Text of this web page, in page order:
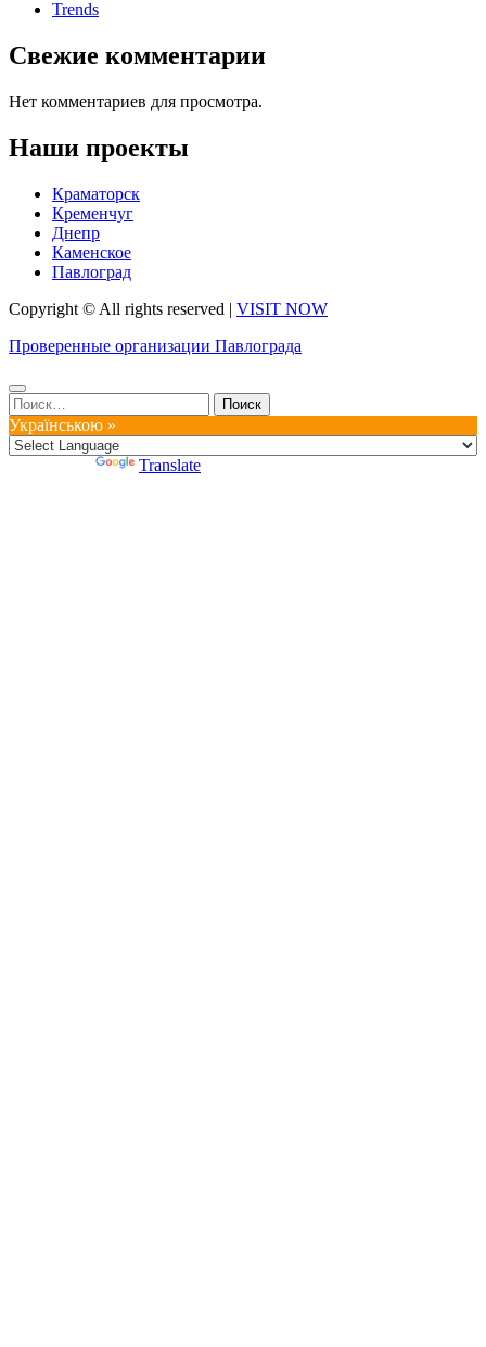
Trends
Свежие комментарии
Нет комментариев для просмотра.
Наши проекты
Краматорск
Кременчуг
Днепр
Каменское
Павлоград
Copyright © All rights reserved | VISIT NOW
Проверенные организации Павлограда
Найти:
Українською »
Translate